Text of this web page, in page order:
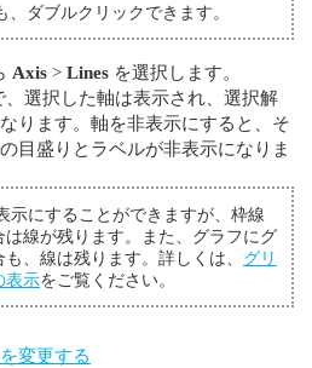
、ダブルクリックできます。
Axis > Lines を選択します。
、選択した軸は表示され、選択解
ります。軸を非表示にすると、そ
目盛りとラベルが非表示になりま
示にすることができますが、枠線
線が残ります。また、グラフにグ
、線は残ります。詳しくは、 グリ
表示をご覧ください。
変更する